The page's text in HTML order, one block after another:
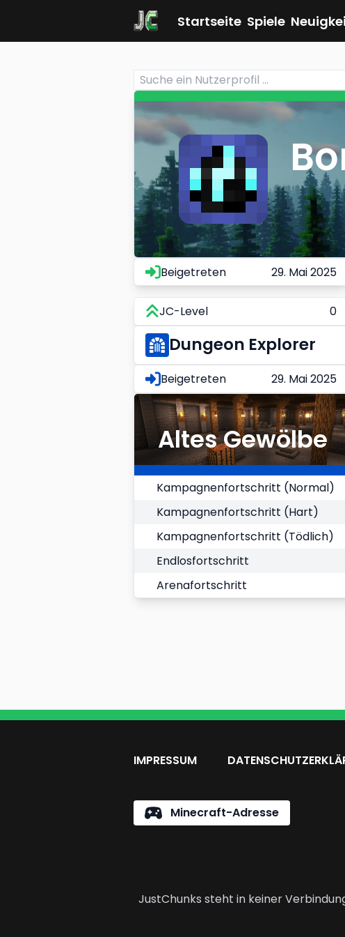
Startseite Spiele
Beigetreten 29. Mai 2025
JC-Level 0
Dungeon Explorer
Beigetreten 29. Mai 2025
Altes Gewölbe
Kampagnenfortschritt (Normal)
Kampagnenfortschritt (Hart)
Kampagnenfortschritt (Tödlich)
Endlosfortschritt
Arenafortschritt
IMPRESSUM
Minecraft-Adresse
JustChunks steht in keiner